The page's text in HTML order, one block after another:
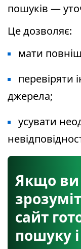
пошуків —
Це дозволяє:
мати
перевіряти
джерела;
усувати
Якщо ви
сайт
пошуку